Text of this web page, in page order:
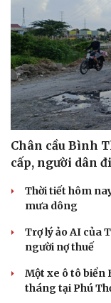
Chân cầu Bình
cấp, người dân
Thời tiết hôm
mưa dông
Trợ lý ảo AI của
người nợ thuế
Một xe ô tô biển
tháng tại Phú